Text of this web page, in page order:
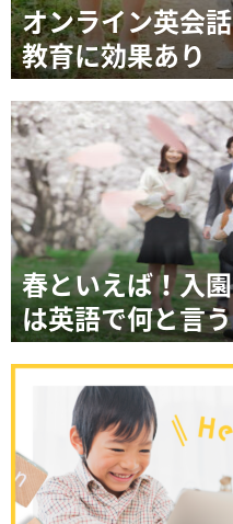
オンライン英会
教育に効果あり
春といえば！入
は英語で何と言